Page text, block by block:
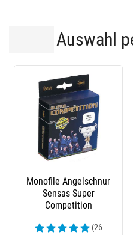
Auswahl
Vorfachbox Stonfo
(16